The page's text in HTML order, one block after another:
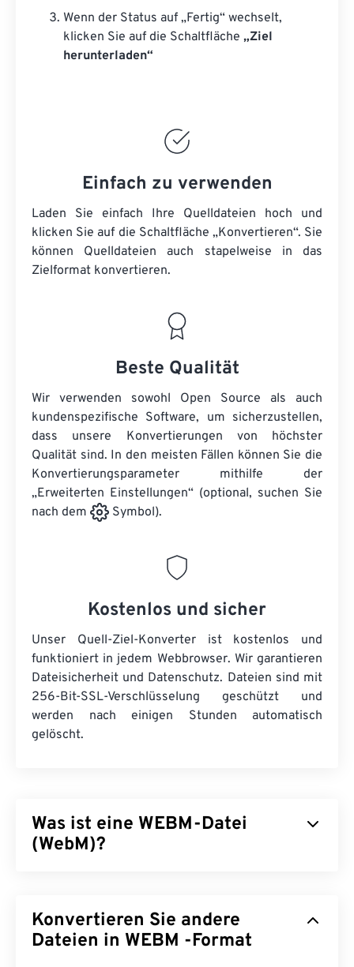
Wenn der Status auf „Fertig“ wechselt,
klicken Sie auf die Schaltfläche „Ziel
herunterladen“
Einfach zu verwenden
Laden Sie einfach Ihre Quelldateien hoch und
klicken Sie auf die Schaltfläche „Konvertieren“. Sie
können Quelldateien auch stapelweise in das
Zielformat konvertieren.
Beste Qualität
Wir verwenden sowohl Open Source als auch
kundenspezifische Software, um sicherzustellen,
dass unsere Konvertierungen von höchster
Qualität sind. In den meisten Fällen können Sie die
Konvertierungsparameter mithilfe der
„Erweiterten Einstellungen“ (optional, suchen Sie
nach dem
Symbol).
Kostenlos und sicher
Unser Quell-Ziel-Konverter ist kostenlos und
funktioniert in jedem Webbrowser. Wir garantieren
Dateisicherheit und Datenschutz. Dateien sind mit
256-Bit-SSL-Verschlüsselung geschützt und
werden nach einigen Stunden automatisch
gelöscht.
Was ist eine WEBM-Datei
(WebM)?
speziell auf HTML5-Kompatibilität ausgelegt. Er
unterstützt Kapitel, Untertitel, Metadaten-Tags,
Konvertieren Sie andere
Dateien in WEBM -Format